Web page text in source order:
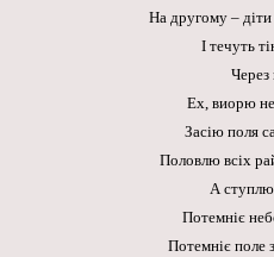
На другому –
І течуть
Через
Ех, виорю
Засію поля
Половлю всіх
А
Потемніє
Потемніє поле